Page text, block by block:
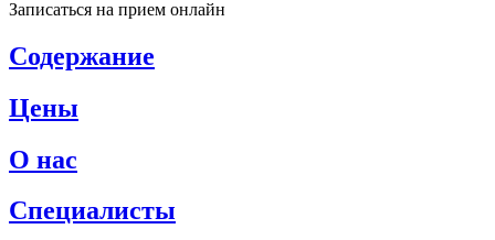
Записаться на прием онлайн
Содержание
Цены
О нас
Специалисты